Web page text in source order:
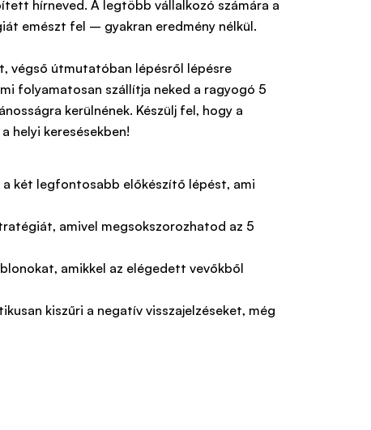
hírneved. A legtöbb vállalkozó számára a
emészt fel – gyakran eredmény nélkül.
végső útmutatóban lépésről lépésre
folyamatosan szállítja neked a ragyogó 5
kerülnének. Készülj fel, hogy a
helyi keresésekben!
két legfontosabb előkészítő lépést, ami
amivel megsokszorozhatod az 5
amikkel az elégedett vevőkből
kiszűri a negatív visszajelzéseket, még